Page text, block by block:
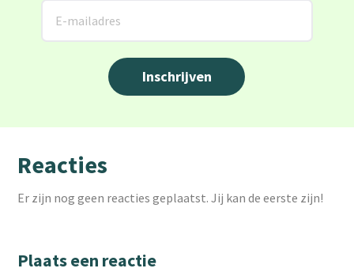
Reacties
Er zijn nog geen reacties geplaatst. Jij kan de eerste zijn!
Plaats een reactie